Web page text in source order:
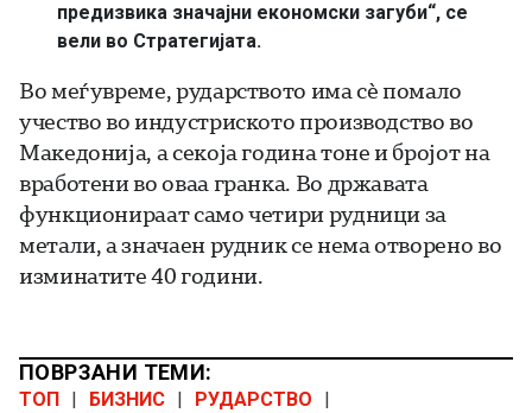
предизвика значајни економски загуби“, се
вели во Стратегијата.
Во меѓувреме, рударството има сѐ помало
учество во индустриското производство во
Македонија, а секоја година тоне и бројот на
вработени во оваа гранка. Во државата
функционираат само четири рудници за
метали, а значаен рудник се нема отворено во
изминатите 40 години.
ПОВРЗАНИ ТЕМИ:
ТОП БИЗНИС РУДАРСТВО